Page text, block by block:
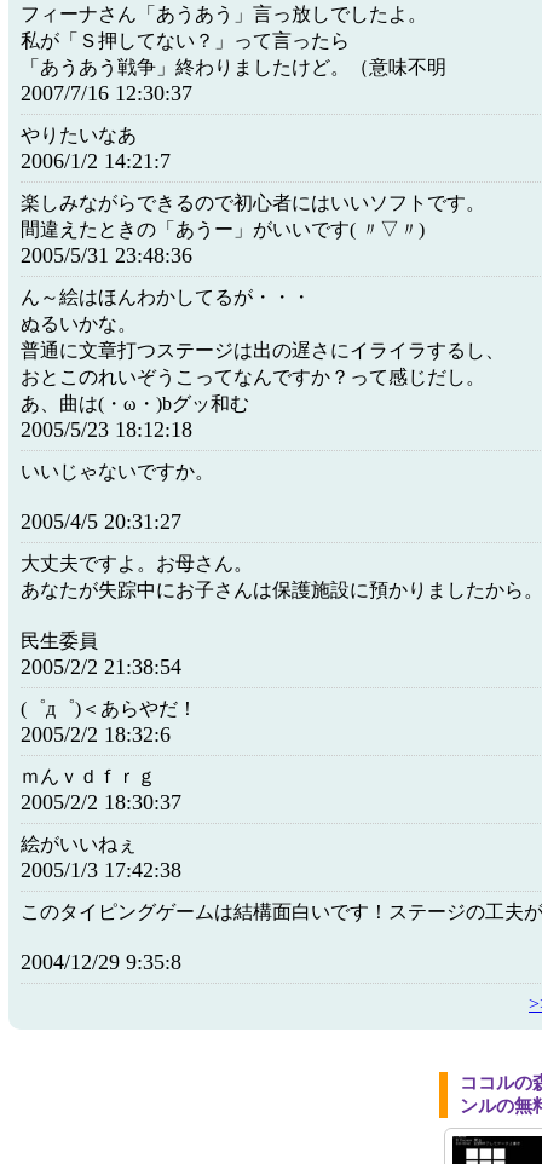
フィーナさん「あうあう」言っ放しでしたよ。
私が「Ｓ押してない？」って言ったら
「あうあう戦争」終わりましたけど。（意味不明
2007/7/16 12:30:37
やりたいなあ
2006/1/2 14:21:7
楽しみながらできるので初心者にはいいソフトです。
間違えたときの「あうー」がいいです( 〃▽〃)
2005/5/31 23:48:36
ん～絵はほんわかしてるが・・・
ぬるいかな。
普通に文章打つステージは出の遅さにイライラするし、
おとこのれいぞうこってなんですか？って感じだし。
あ、曲は(・ω・)bグッ和む
2005/5/23 18:12:18
いいじゃないですか。
2005/4/5 20:31:27
大丈夫ですよ。お母さん。
あなたが失踪中にお子さんは保護施設に預かりましたから。
民生委員
2005/2/2 21:38:54
(゜д゜)＜あらやだ！
2005/2/2 18:32:6
ｍんｖｄｆｒｇ
2005/2/2 18:30:37
絵がいいねぇ
2005/1/3 17:42:38
このタイピングゲームは結構面白いです！ステージの工夫
2004/12/29 9:35:8
ココルの
ンルの無